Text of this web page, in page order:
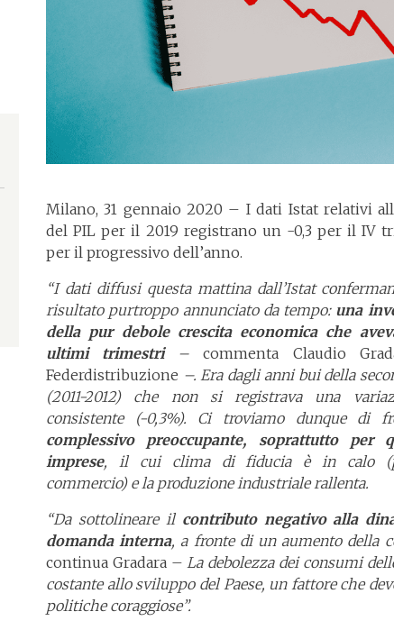
Milano, 31 gennaio 2020 – I dati Istat relativi
del PIL per il 2019 registrano un -0,3 per il IV
per il progressivo dell’anno.
“I dati diffusi questa mattina dall’Istat
risultato purtroppo annunciato da tempo: una
della pur debole crescita economica che
ultimi trimestri–commenta Claudio
Federdistribuzione –. Era dagli anni bui della
(2011-2012) che non si registrava una
consistente (-0,3%). Ci troviamo dunque di
complessivo preoccupante, soprattutto per
imprese, il cui clima di fiducia è in calo
commercio) e la produzione industriale rallenta.
“Da sottolineare il contributo negativo alla
domanda interna, a fronte di un aumento della
continua Gradara – La debolezza dei consumi
costante allo sviluppo del Paese, un fattore che
politiche coraggiose”.